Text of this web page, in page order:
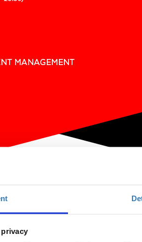
privacy
Content Management